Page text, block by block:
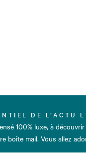
DE L’ACTU
100% luxe, à
boîte mail. Vous allez